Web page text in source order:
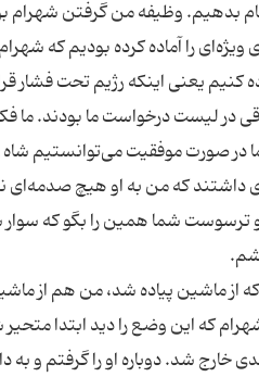
مهر 1350 عملیات را انجام بدهیم. وظیفه من
ویژه‌ای را آماده کرده بودیم که
در لیست درخواست ما بودند.
صورت موفقیت می‌توانستیم
داشتند که من به او هیچ صدمه‌ای
شما همین را بگو که سوار
از ماشین پیاده شد، من هم از
که این وضع را دید ابتدا
شد. دوباره او را گرفتم و به